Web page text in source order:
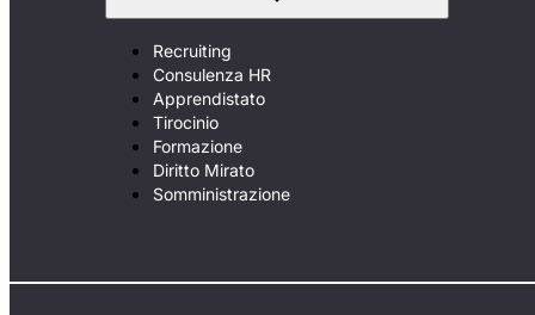
Recruiting
Consulenza HR
Apprendistato
Tirocinio
Formazione
Diritto Mirato
Somministrazione